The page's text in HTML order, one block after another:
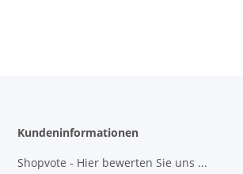
Kundeninformationen
Shopvote - Hier bewerten Sie uns ...